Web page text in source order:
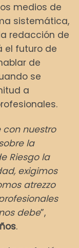
medios de
sistemática,
redacción de
el futuro de
de
se
a
con nuestro
la
Riesgo la
exigimos
atrezzo
debe”,
.